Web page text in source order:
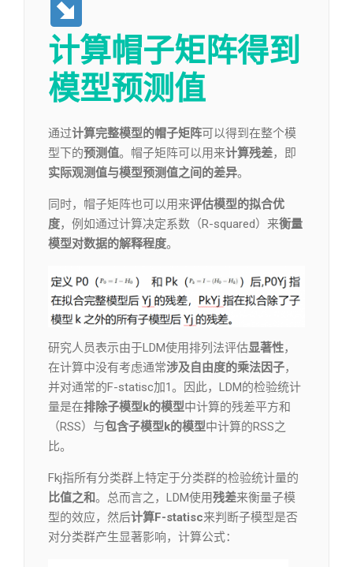
计算帽子矩阵得到
模型预测值
通过计算完整模型的帽子矩阵可以得到在整个模
型下的预测值。帽子矩阵可以用来计算残差，即
实际观测值与模型预测值之间的差异。
同时，帽子矩阵也可以用来评估模型的拟合优
度，例如通过计算决定系数（R-squared）来衡量
模型对数据的解释程度。
研究人员表示由于LDM使用排列法评估显著性，
在计算中没有考虑通常涉及自由度的乘法因子，
并对通常的F-statisc加1。因此，LDM的检验统计
量是在排除子模型k的模型中计算的残差平方和
（RSS）与包含子模型k的模型中计算的RSS之
比。
Fkj指所有分类群上特定于分类群的检验统计量的
比值之和。总而言之，LDM使用残差来衡量子模
型的效应，然后计算F-statisc来判断子模型是否
对分类群产生显著影响，计算公式：